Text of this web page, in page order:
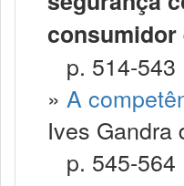
consumidor
p. 514-543
» A
Ives Gandra
p. 545-564